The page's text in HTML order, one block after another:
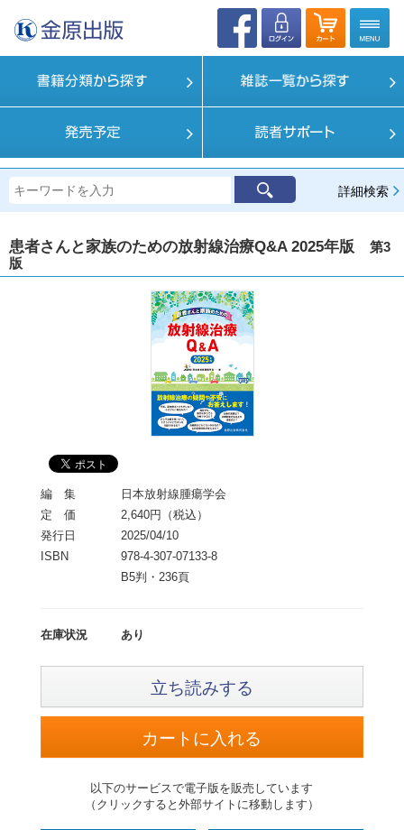
詳細検索
患者さんと家族のための放射線治療Q&A 2025年版 第3
版
編 集
日本放射線腫瘍学会
定 価
2,640円（税込）
発行日
2025/04/10
ISBN
978-4-307-07133-8
B5判・236頁
在庫状況 あり
立ち読みする
以下のサービスで電子版を販売しています
（クリックすると外部サイトに移動します）